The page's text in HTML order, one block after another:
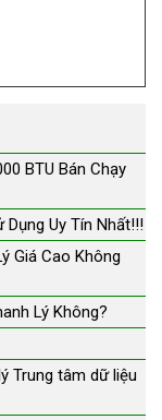
BTU Bán Chạy
Uy Tín Nhất!!!
Giá Cao Không
Lý Không?
Trung tâm dữ liệu